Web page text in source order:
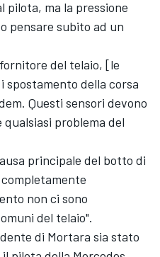
pilota, ma la pressione
pensare subito ad un
del telaio, [le
spostamento della corsa
Questi sensori devono
problema del
principale del botto di
non ci sono
del telaio".
di Mortara sia stato